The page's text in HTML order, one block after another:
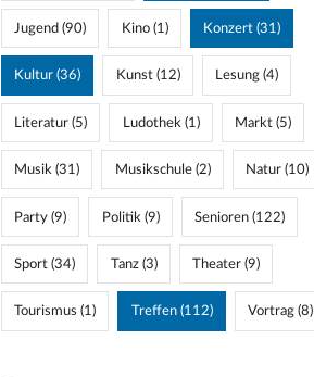
Jugend (90) Kino (1) Konzert (31)
Kultur (36) Kunst (12) Lesung (4)
Literatur (5) Ludothek (1) Markt (5)
Musik (31) Musikschule (2) Natur (10)
Party (9) Politik (9) Senioren (122)
Sport (34) Tanz (3) Theater (9)
Tourismus (1) Treffen (112) Vortrag (8)